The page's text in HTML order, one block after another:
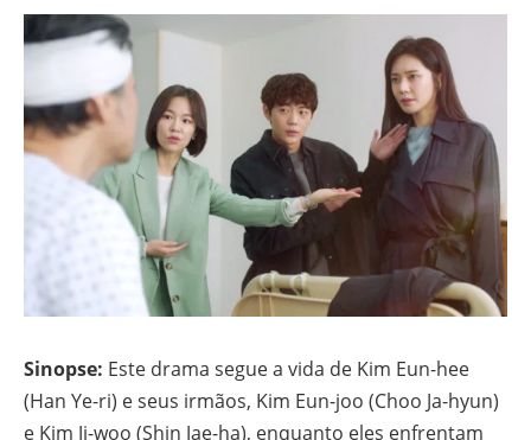
Sinopse: Este drama segue a vida de Kim Eun-hee
(Han Ye-ri) e seus irmãos, Kim Eun-joo (Choo Ja-hyun)
e Kim Ji-woo (Shin Jae-ha), enquanto eles enfrentam